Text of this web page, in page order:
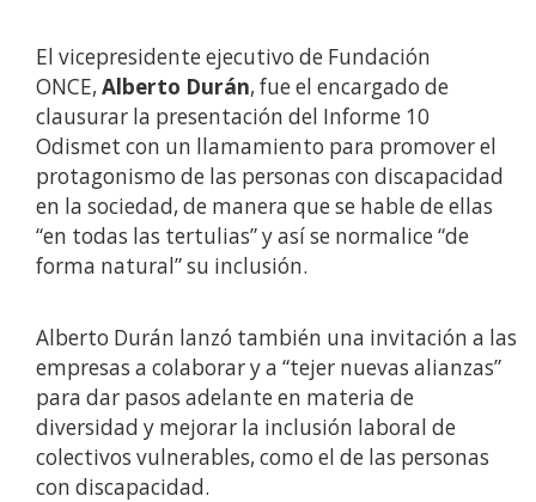
El vicepresidente ejecutivo de Fundación
ONCE, Alberto Durán, fue el encargado de
clausurar la presentación del Informe 10
Odismet con un llamamiento para promover el
protagonismo de las personas con discapacidad
en la sociedad, de manera que se hable de ellas
“en todas las tertulias” y así se normalice “de
forma natural” su inclusión.
Alberto Durán lanzó también una invitación a las
empresas a colaborar y a “tejer nuevas alianzas”
para dar pasos adelante en materia de
diversidad y mejorar la inclusión laboral de
colectivos vulnerables, como el de las personas
con discapacidad.